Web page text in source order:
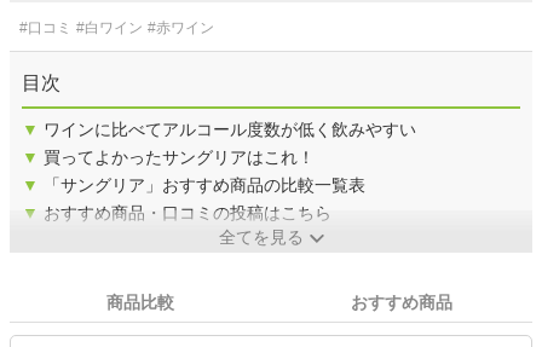
#口コミ #白ワイン #赤ワイン
目次
▼ ワインに比べてアルコール度数が低く飲みやすい
▼ 買ってよかったサングリアはこれ！
▼
「サングリア」おすすめ商品の比較一覧表
▼ おすすめ商品・口コミの投稿はこちら
全てを見る
商品比較 おすすめ商品